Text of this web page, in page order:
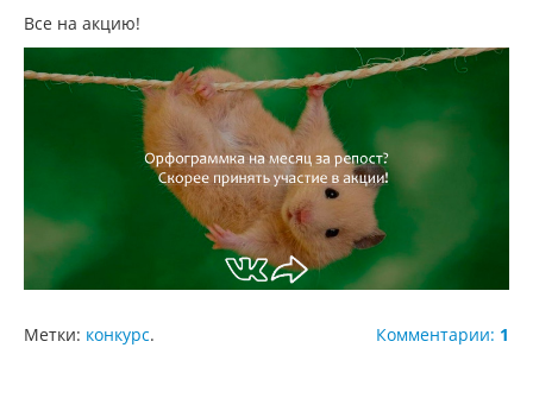
Все на акцию!
Комментарии: 1
Метки: конкурс.